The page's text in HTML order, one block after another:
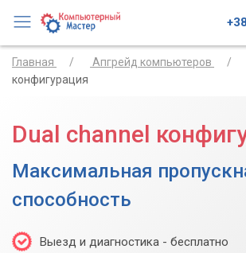
Главная Апгрейд компьютеров
конфигурация
Dual channel
Максимальная
способность
Выезд и диагностика - бесплатно